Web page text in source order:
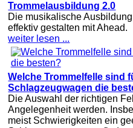
Trommelausbildung 2.0
Die musikalische
effektiv gestalten mit Ahead.
weiter lesen ...
Welche Trommelfelle sind
Schlagzeugwagen die
Die Auswahl der richtigen
Angelegenheit werden.
meist Schwierigkeiten ein